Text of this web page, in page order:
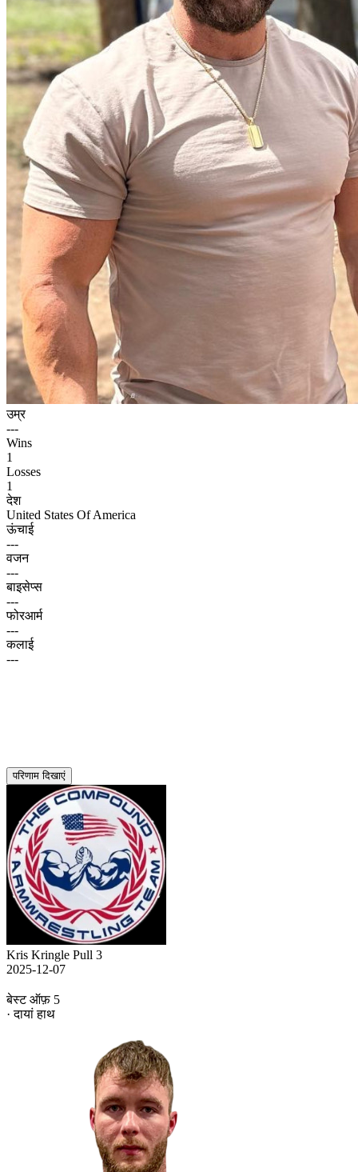
उम्र
---
Wins
1
Losses
1
देश
United States Of America
ऊंचाई
---
वजन
---
बाइसेप्स
---
फोरआर्म
---
कलाई
---
परिणाम दिखाएं
Kris Kringle Pull 3
2025-12-07
बेस्ट ऑफ़ 5
· दायां हाथ